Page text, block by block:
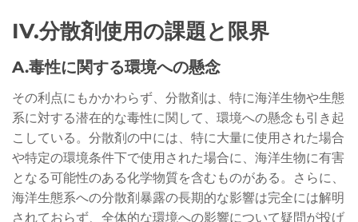
IV.分散剤使用の課題と限界
A.毒性に関する環境への懸念
その利点にもかかわらず、分散剤は、特に海洋生物や生態
系に対する潜在的な毒性に関して、環境への懸念も引き起
こしている。分散剤の中には、特に大量に使用された場合
や特定の環境条件下で使用された場合に、海洋生物に有害
となる可能性のある化学物質を含むものがある。さらに、
海洋生態系への分散剤暴露の長期的な影響は完全には解明
されておらず、全体的な環境への影響について疑問が投げ